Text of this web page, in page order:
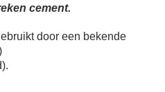
cement.
door een bekende